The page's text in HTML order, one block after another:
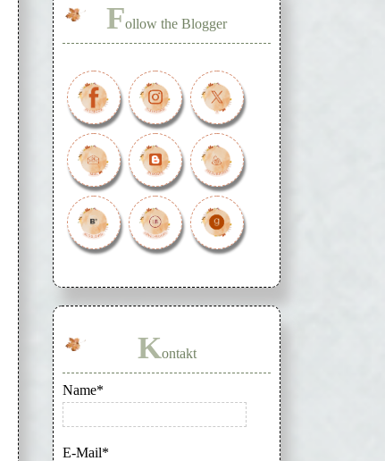
Follow the Blogger
Kontakt
Name*
E-Mail*